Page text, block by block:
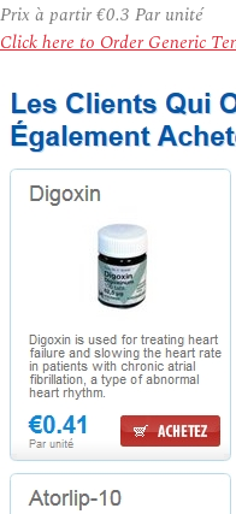
Prix à partir€0.3 Par unité
Click here to Order Generic